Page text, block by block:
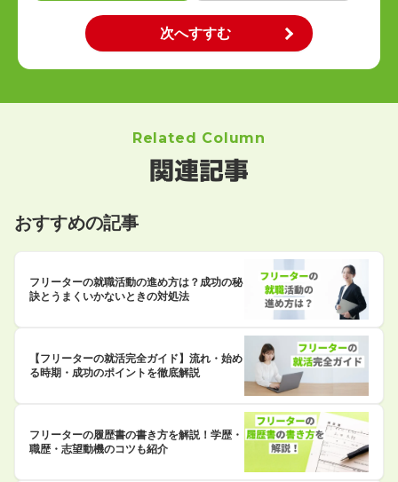
Related Column
関連記事
おすすめの記事
フリーターの就職活動の進め方は？成功の秘
訣とうまくいかないときの対処法
【フリーターの就活完全ガイド】流れ・始め
る時期・成功のポイントを徹底解説
フリーターの履歴書の書き方を解説！学歴・
職歴・志望動機のコツも紹介